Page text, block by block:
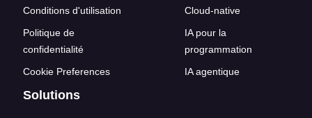
Conditions d'utilisation
Politique de
confidentialité
Cookie Preferences
Cloud-native
IA pour la
programmation
IA agentique
Solutions